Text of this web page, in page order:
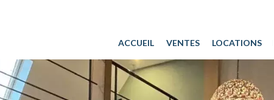
ACCUEIL VENTES LOCATIONS